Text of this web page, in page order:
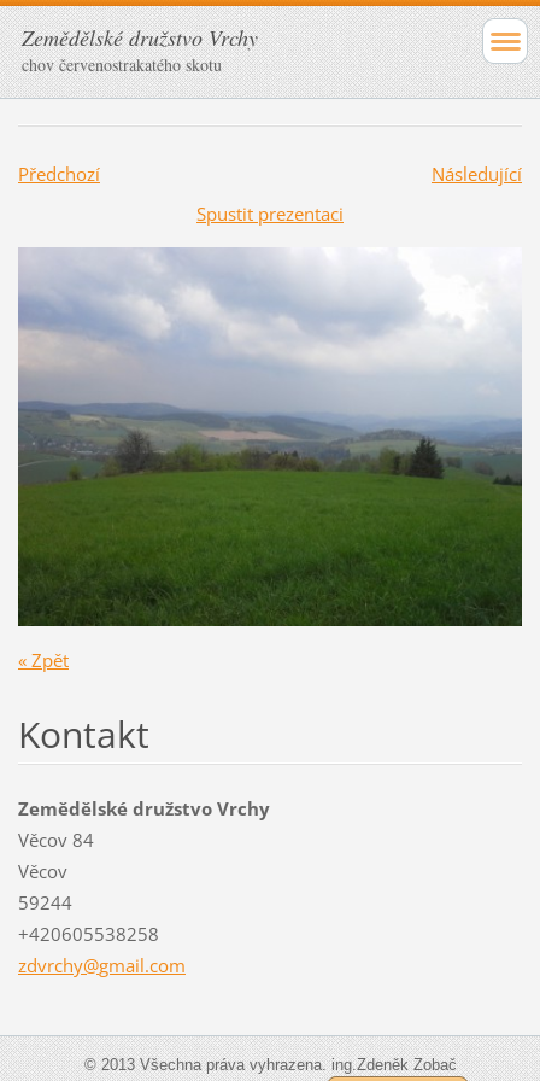
Zemědělské družstvo Vrchy
chov červenostrakatého skotu
Předchozí
Následující
Spustit prezentaci
« Zpět
Kontakt
Zemědělské družstvo Vrchy
Věcov 84
Věcov
59244
+420605538258
zdvrchy@gmail.com
© 2013 Všechna práva vyhrazena. ing.Zdeněk Zobač